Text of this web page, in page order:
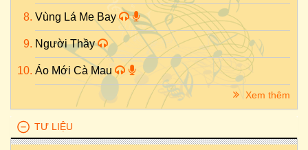
Vùng Lá Me Bay
Người Thầy
Áo Mới Cà Mau
Xem thêm
TƯ LIỆU